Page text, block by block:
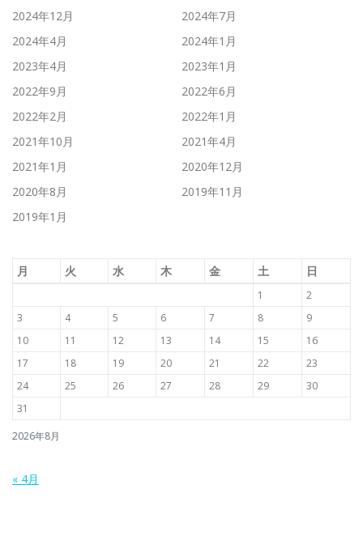
2024年12月
2024年7月
2024年4月
2024年1月
2023年4月
2023年1月
2022年9月
2022年6月
2022年2月
2022年1月
2021年10月
2021年4月
2021年1月
2020年12月
2020年8月
2019年11月
2019年1月
2026年8月
月 火 水 木 金 土 日
1
2
3
4 5 6 7 8
9
10
11 12 13 14 15
16
17
18 19 20 21 22
23
24
25 26 27 28 29
30
31
« 4月